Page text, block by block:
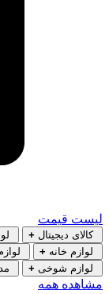
لیست قیمت
کالای دیجیتال +
لوازم خانه +
لوازم شوخی +
مشاهده همه